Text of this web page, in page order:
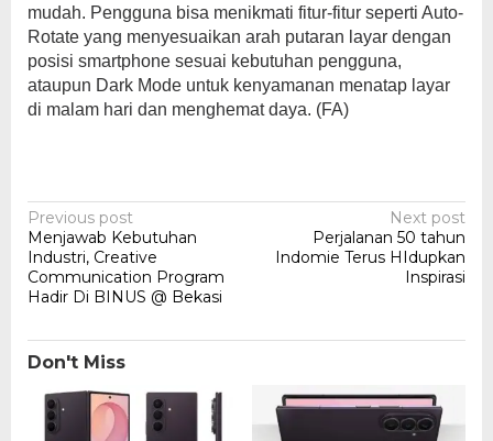
mudah. Pengguna bisa menikmati fitur-fitur seperti Auto-
Rotate yang menyesuaikan arah putaran layar dengan
posisi smartphone sesuai kebutuhan pengguna,
ataupun Dark Mode untuk kenyamanan menatap layar
di malam hari dan menghemat daya. (FA)
Post
navigation
Previous post
Menjawab Kebutuhan
Industri, Creative
Communication Program
Hadir Di BINUS @ Bekasi
Next post
Perjalanan 50 tahun
Indomie Terus HIdupkan
Inspirasi
Don't Miss